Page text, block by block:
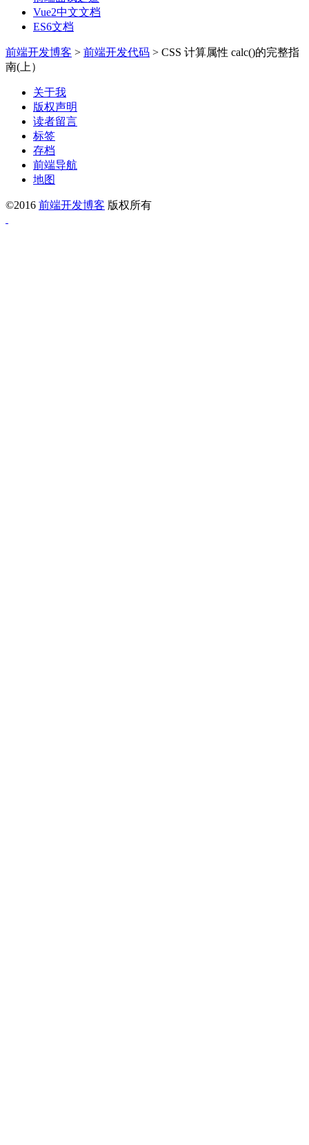
Vue2中文文档
ES6文档
前端开发博客 > 前端开发代码 > CSS 计算属性 calc()的完整指
南(上）
关于我
版权声明
读者留言
标签
存档
前端导航
地图
©2016 前端开发博客 版权所有